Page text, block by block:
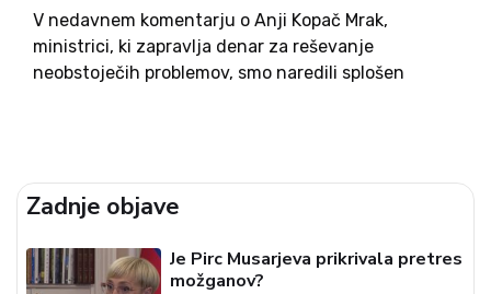
V nedavnem komentarju o Anji Kopač Mrak,
ministrici, ki zapravlja denar za reševanje
neobstoječih problemov, smo naredili splošen
dolgov. Zagotovo se spomnite...
Zadnje objave
Je Pirc Musarjeva prikrivala pretres
možganov?